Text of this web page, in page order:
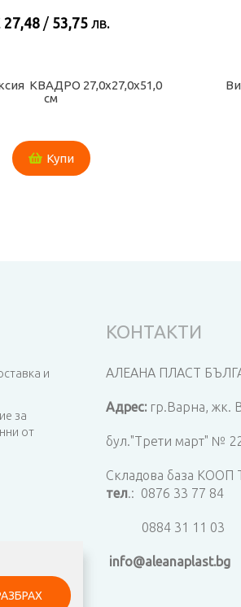
27,48/ 53,75лв.
КВАДРО 27,0х27,0х51,0
см
Купи
и
за
от
КОНТАКТИ
АЛЕАНА ПЛАСТ
Адрес:гр.Варна, жк.
бул."Трети март" №
Складова база КООП
тел.: 0876 33 77 84
0884 31 11 03
info@aleanaplast.bg